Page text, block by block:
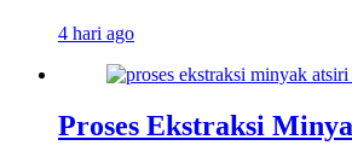
4 hari ago
Proses Ekstraksi